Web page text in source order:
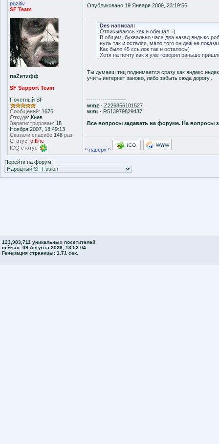
pozitiv
SF Team
паZитифф
SF Support Team
Почетный SF
Сообщений: 1676
Откуда: Киев
Зарегистрирован: 18
Ноября 2007, 18:49:13
Сказали спасибо 148 раз
Статус: offline
ICQ статус
Опубликовано 19 Января 2009, 23:19:56
Des написал:
Отписываюсь как и обещал =)
В общем, буквально часа два назад яндыкс
нуль так и остался, мало того он даж не
Как было 45 ссылок так и осталось(
Хотя на почту как я уже говорил раньше
Ты думаеш тиц поднимается сразу как яндекс
учить интернет заново, либо забыть сюда дорогу...
--------------------
wmz - Z226856101527
wmr- R513979829437
Все вопросы задавать на форуме. На вопросы
^ наверх ^
Перейти на форум:
123,983,711 уникальных посетителей
сейчас: 09 Августа 2026, 13:52:04
Генерация страницы: 1.71 сек.